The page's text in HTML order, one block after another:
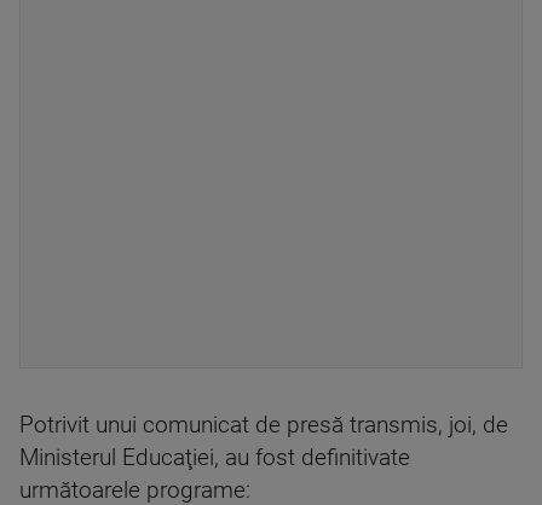
Potrivit unui comunicat de presă transmis, joi, de
Ministerul Educaţiei, au fost definitivate
următoarele programe: